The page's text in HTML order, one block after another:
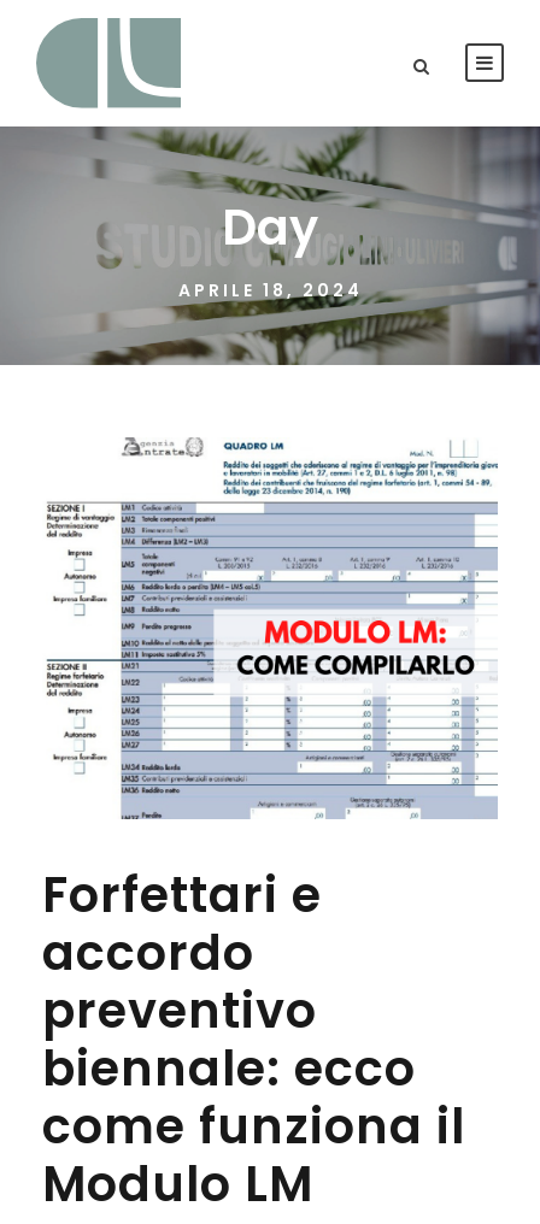
Day
APRILE 18, 2024
Forfettari e
accordo
preventivo
biennale: ecco
come funziona il
Modulo LM